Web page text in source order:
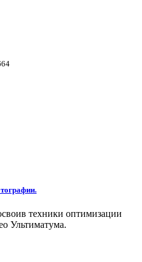
техники оптимизации
Ультиматума.